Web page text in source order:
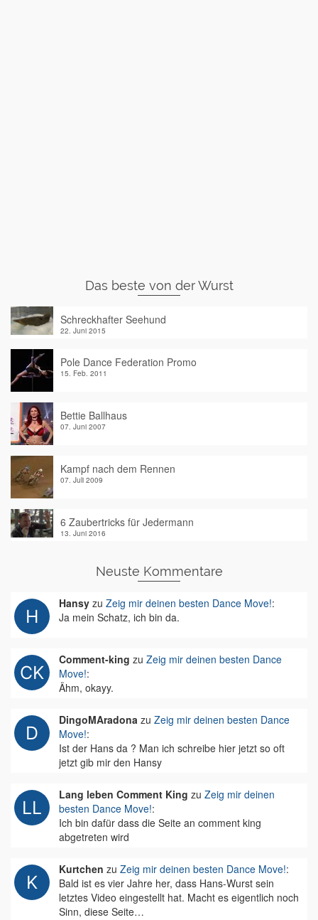
Das beste von der Wurst
Schreckhafter Seehund
22. Juni 2015
Pole Dance Federation Promo
15. Feb. 2011
Bettie Ballhaus
07. Juni 2007
Kampf nach dem Rennen
07. Juli 2009
6 Zaubertricks für Jedermann
13. Juni 2016
Neuste Kommentare
Hansy zu Zeig mir deinen besten Dance Move!:
Ja mein Schatz, ich bin da.
Comment-king zu Zeig mir deinen besten Dance
Move!:
Ähm, okayy.
DingoMAradona zu Zeig mir deinen besten Dance
Move!:
Ist der Hans da ? Man ich schreibe hier jetzt so oft
jetzt gib mir den Hansy
Lang leben Comment King zu Zeig mir deinen
besten Dance Move!:
Ich bin dafür dass die Seite an comment king
abgetreten wird
Kurtchen zu Zeig mir deinen besten Dance Move!:
Bald ist es vier Jahre her, dass Hans-Wurst sein
letztes Video eingestellt hat. Macht es eigentlich noch
Sinn, diese Seite…